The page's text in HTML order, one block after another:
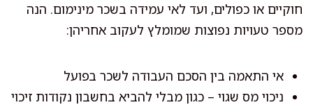
חוקיים או כפולים, ועד לאי עמידה בשכר מינימום. הנה
מספר טעויות נפוצות שמומלץ לעקוב אחריהן:
אי התאמה בין הסכם העבודה לשכר בפועל
ניכוי מס שגוי – כגון מבלי להביא בחשבון נקודות זיכוי